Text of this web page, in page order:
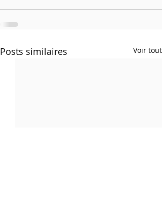
Posts similaires Voir tout